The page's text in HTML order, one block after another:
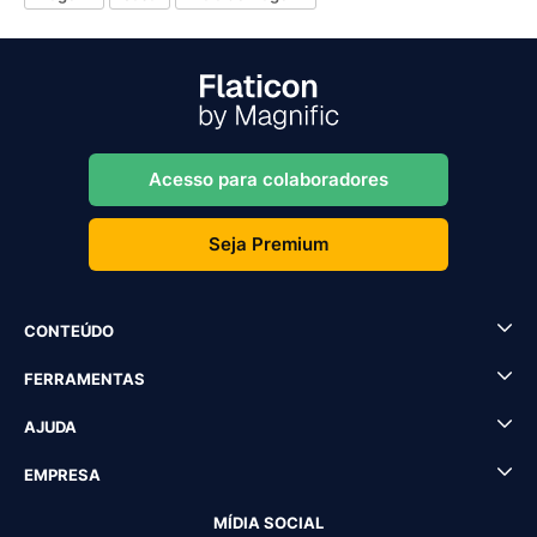
Acesso para colaboradores
Seja Premium
CONTEÚDO
FERRAMENTAS
AJUDA
EMPRESA
MÍDIA SOCIAL